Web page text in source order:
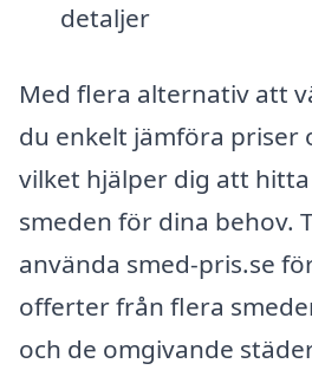
detaljer
Med flera alternativ att
du enkelt jämföra priser
vilket hjälper dig att
smeden för dina behov.
använda smed-pris.se
offerter från flera
och de omgivande